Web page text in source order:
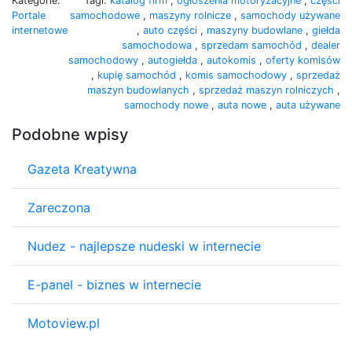
Portale
internetowe
samochodowe , maszyny rolnicze , samochody używane
, auto części , maszyny budowlane , giełda
samochodowa , sprzedam samochód , dealer
samochodowy , autogiełda , autokomis , oferty komisów
, kupię samochód , komis samochodowy , sprzedaż
maszyn budowlanych , sprzedaż maszyn rolniczych ,
samochody nowe , auta nowe , auta używane
Podobne wpisy
Gazeta Kreatywna
Zareczona
Nudez - najlepsze nudeski w internecie
E-panel - biznes w internecie
Motoview.pl